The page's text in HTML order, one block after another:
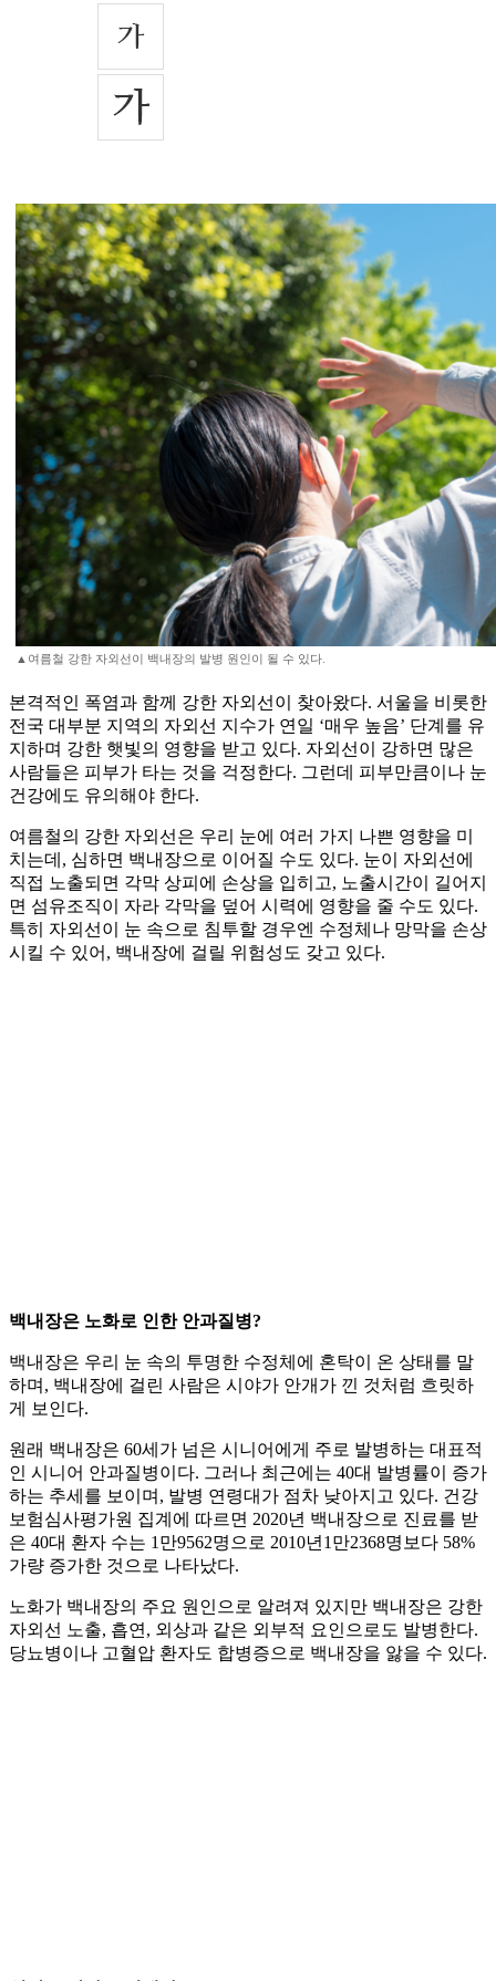
▲여름철 강한 자외선이 백내장의 발병 원인이 될 수 있다.
본격적인 폭염과 함께 강한 자외선이 찾아왔다. 서울을 비롯한
전국 대부분 지역의 자외선 지수가 연일 ‘매우 높음’ 단계를 유
지하며 강한 햇빛의 영향을 받고 있다. 자외선이 강하면 많은
사람들은 피부가 타는 것을 걱정한다. 그런데 피부만큼이나 눈
건강에도 유의해야 한다.
여름철의 강한 자외선은 우리 눈에 여러 가지 나쁜 영향을 미
치는데, 심하면 백내장으로 이어질 수도 있다. 눈이 자외선에
직접 노출되면 각막 상피에 손상을 입히고, 노출시간이 길어지
면 섬유조직이 자라 각막을 덮어 시력에 영향을 줄 수도 있다.
특히 자외선이 눈 속으로 침투할 경우엔 수정체나 망막을 손상
시킬 수 있어, 백내장에 걸릴 위험성도 갖고 있다.
백내장은 노화로 인한 안과질병?
백내장은 우리 눈 속의 투명한 수정체에 혼탁이 온 상태를 말
하며, 백내장에 걸린 사람은 시야가 안개가 낀 것처럼 흐릿하
게 보인다.
원래 백내장은 60세가 넘은 시니어에게 주로 발병하는 대표적
인 시니어 안과질병이다. 그러나 최근에는 40대 발병률이 증가
하는 추세를 보이며, 발병 연령대가 점차 낮아지고 있다. 건강
보험심사평가원 집계에 따르면 2020년 백내장으로 진료를 받
은 40대 환자 수는 1만9562명으로 2010년1만2368명보다 58%
가량 증가한 것으로 나타났다.
노화가 백내장의 주요 원인으로 알려져 있지만 백내장은 강한
자외선 노출, 흡연, 외상과 같은 외부적 요인으로도 발병한다.
당뇨병이나 고혈압 환자도 합병증으로 백내장을 앓을 수 있다.